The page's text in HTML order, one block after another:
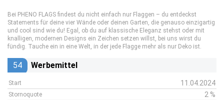
Bei PHENO FLAGS findest du nicht einfach nur Flaggen – du entdeckst
Statements für deine vier Wände oder deinen Garten, die genauso einzigartig
und cool sind wie du! Egal, ob du auf klassische Eleganz stehst oder mit
knalligen, modernen Designs ein Zeichen setzen willst, bei uns wirst du
fündig. Tauche ein in eine Welt, in der jede Flagge mehr als nur Deko ist.
54 Werbemittel
Start 11.04.2024
Stornoquote 2 %